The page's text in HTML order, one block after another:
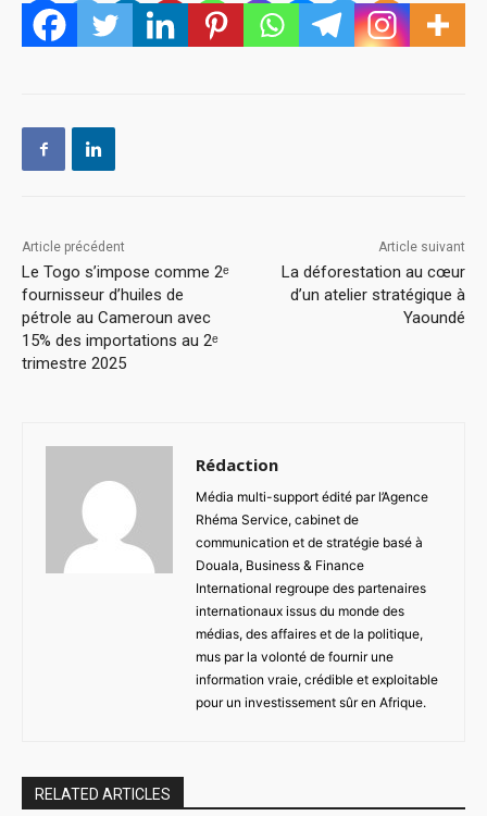
Article précédent
Le Togo s’impose comme 2ᵉ
fournisseur d’huiles de
pétrole au Cameroun avec
15% des importations au 2ᵉ
trimestre 2025
Article suivant
La déforestation au cœur
d’un atelier stratégique à
Yaoundé
Rédaction
Média multi-support édité par l’Agence
Rhéma Service, cabinet de
communication et de stratégie basé à
Douala, Business & Finance
International regroupe des partenaires
internationaux issus du monde des
médias, des affaires et de la politique,
mus par la volonté de fournir une
information vraie, crédible et exploitable
pour un investissement sûr en Afrique.
RELATED ARTICLES